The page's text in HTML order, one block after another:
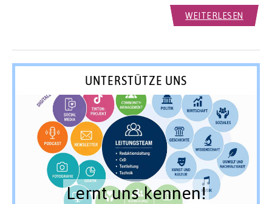
WEITERLESEN
UNTERSTÜTZE UNS
Lernt uns kennen!